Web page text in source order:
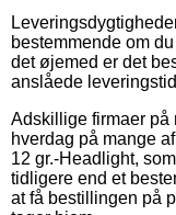
bestemmende om
det øjemed er det
anslåede
Adskillige firmaer på
hverdag på mange
12 gr.-Headlight,
tidligere end et
at få bestillingen på